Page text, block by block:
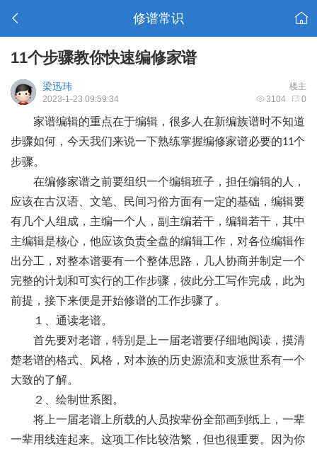
修谱常识
11个步骤教你快速编修家谱
楼主
梁迅玮
3104 0
2023-1-23 09:59:34
家谱编辑的重点在于编辑，很多人在新编族谱时不知道
步骤如何，今天我们来说一下熟练掌握编修家谱必要的11个
步骤。
在编修家谱之前要组织一个编辑班子，担任编辑的人，
应该在古汉语、文笔、民间习俗方面有一定的基础，编辑要
有几个人组成，主编一个人，副主编若干，编辑若干，其中
主编辑是核心，他应该负责全盘的编辑工作，对各位编辑作
出分工，对整本谱要有一个整体思路，几人协商并制定一个
完整的计划和可实行的工作步骤，彼此分工写作完成，此为
前提，接下来便是开始修谱的工作步骤了。
１、通读老谱。
首先要对老谱，特别是上一届老谱要仔细地阅读，摸清
楚老谱的格式、风格，对本族的历史源流和支派世系有一个
大致的了解。
２、绘制世系图。
将上一届老谱上所载的人员按辈份全部画到纸上，一辈
一辈用线连起来。这项工作比较浩繁，但也很重要。因为你